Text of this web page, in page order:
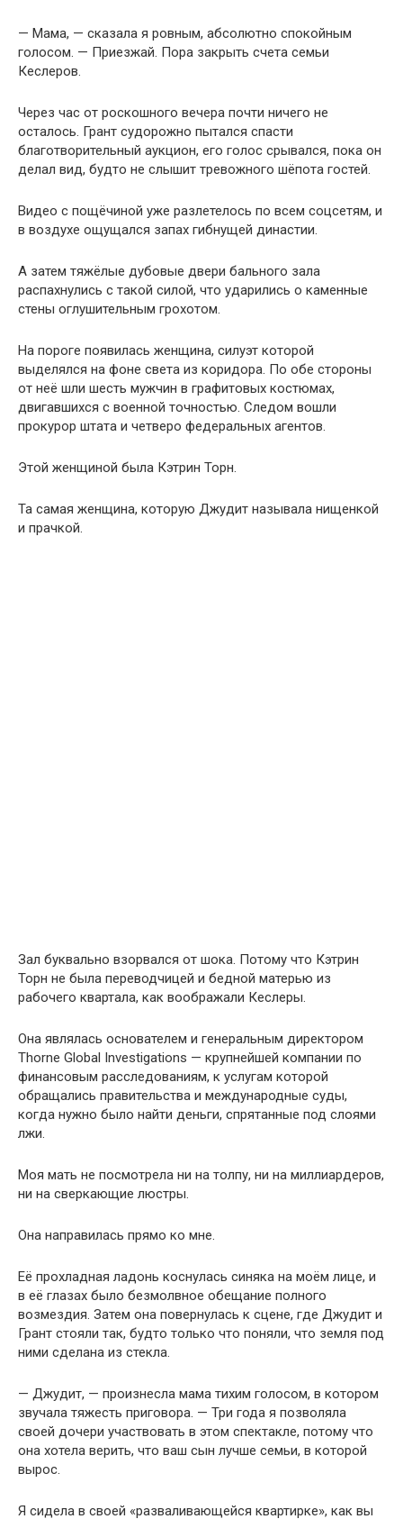
— Мама, — сказала я ровным, абсолютно спокойным
голосом. — Приезжай. Пора закрыть счета семьи
Кеслеров.
Через час от роскошного вечера почти ничего не
осталось. Грант судорожно пытался спасти
благотворительный аукцион, его голос срывался, пока он
делал вид, будто не слышит тревожного шёпота гостей.
Видео с пощёчиной уже разлетелось по всем соцсетям, и
в воздухе ощущался запах гибнущей династии.
А затем тяжёлые дубовые двери бального зала
распахнулись с такой силой, что ударились о каменные
стены оглушительным грохотом.
На пороге появилась женщина, силуэт которой
выделялся на фоне света из коридора. По обе стороны
от неё шли шесть мужчин в графитовых костюмах,
двигавшихся с военной точностью. Следом вошли
прокурор штата и четверо федеральных агентов.
Этой женщиной была Кэтрин Торн.
Та самая женщина, которую Джудит называла нищенкой
и прачкой.
Зал буквально взорвался от шока. Потому что Кэтрин
Торн не была переводчицей и бедной матерью из
рабочего квартала, как воображали Кеслеры.
Она являлась основателем и генеральным директором
Thorne Global Investigations — крупнейшей компании по
финансовым расследованиям, к услугам которой
обращались правительства и международные суды,
когда нужно было найти деньги, спрятанные под слоями
лжи.
Моя мать не посмотрела ни на толпу, ни на миллиардеров,
ни на сверкающие люстры.
Она направилась прямо ко мне.
Её прохладная ладонь коснулась синяка на моём лице, и
в её глазах было безмолвное обещание полного
возмездия. Затем она повернулась к сцене, где Джудит и
Грант стояли так, будто только что поняли, что земля под
ними сделана из стекла.
— Джудит, — произнесла мама тихим голосом, в котором
звучала тяжесть приговора. — Три года я позволяла
своей дочери участвовать в этом спектакле, потому что
она хотела верить, что ваш сын лучше семьи, в которой
вырос.
Я сидела в своей «разваливающейся квартирке», как вы